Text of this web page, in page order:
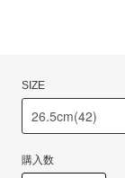
SIZE
購入数